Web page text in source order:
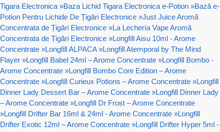
Tigara Electronica »Baza Lichid Tigara Electronica e-Potion »Bază e-
Potion Pentru Lichide De Țigări Electronice »Just Juice Aromă
Concentrata de Țigări Electronice »La Lechería Vape Aromă
Concentrata de Țigări Electronice »Longfill Aisu 10ml - Arome
Concentrate »Longfill ALPACA »Longfill Atemporal by The Mind
Flayer »Longfill Babel 24ml – Arome Concentrate »Longfill Bombo -
Arome Concentrate »Longfill Bombo Core Edition – Arome
Concentrate »Longfill Curieux Potions – Arome Concentrate »Longfill
Dinner Lady Dessert Bar – Arome Concentrate »Longfill Dinner Lady
– Arome Concentrate »Longfill Dr Frost – Arome Concentrate
»Longfill Drifter Bar 16ml & 24ml - Arome Concentrate »Longfill
Drifter Exotic 12ml – Arome Concentrate »Longfill Drifter Hyper 5ml -